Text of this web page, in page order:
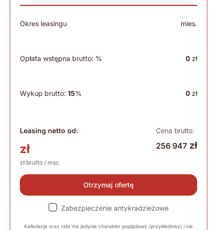
Okres leasingu mies.
Opłata wstępna brutto: % 0 zł
Wykup brutto: 15% 0 zł
Leasing netto od:
zł
zł brutto / msc.
Cena brutto:
256 947 zł
Otrzymaj ofertę
Zabezpieczenie antykradzieżowe
Kalkulacja oraz rata ma jedynie charakter poglądowy (przykładowy) i nie